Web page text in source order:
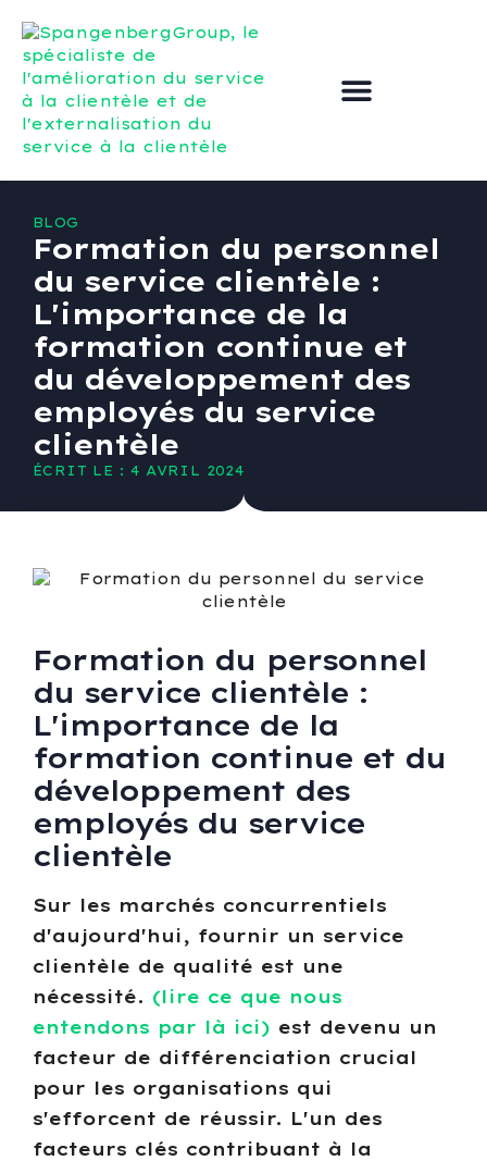
BLOG
Formation du personnel
du service clientèle :
L'importance de la
formation continue et
du développement des
employés du service
clientèle
ÉCRIT LE : 4 AVRIL 2024
Formation du personnel
du service clientèle :
L'importance de la
formation continue et du
développement des
employés du service
clientèle
Sur les marchés concurrentiels
d'aujourd'hui, fournir un service
clientèle de qualité est une
nécessité. (lire ce que nous
entendons par là ici) est devenu un
facteur de différenciation crucial
pour les organisations qui
s'efforcent de réussir. L'un des
facteurs clés contribuant à la